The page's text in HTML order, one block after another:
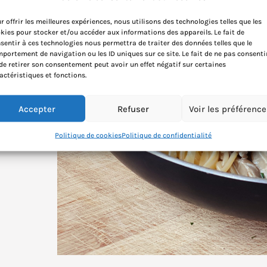
offrir les meilleures expériences, nous utilisons des technologies telles que les
pour stocker et/ou accéder aux informations des appareils. Le fait de
à ces technologies nous permettra de traiter des données telles que le
de navigation ou les ID uniques sur ce site. Le fait de ne pas
retirer son consentement peut avoir un effet négatif sur certaines
et fonctions.
Accepter Refuser Voir les
Politique de cookiesPolitique de confidentialité